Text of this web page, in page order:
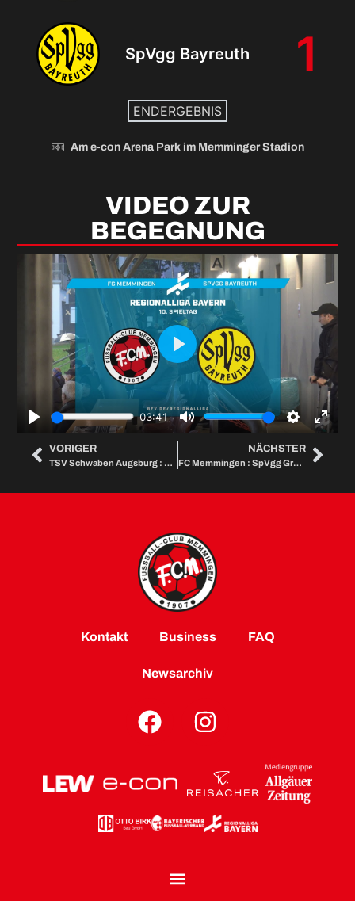
SpVgg Bayreuth 1
ENDERGEBNIS
Am e-con Arena Park im Memminger Stadion
VIDEO ZUR
BEGEGNUNG
03:41
Mute Settings
Play
VORIGER
TSV Schwaben Augsburg : FC Memmingen
NÄCHSTER
FC Memmingen : SpVgg Greuther Fürth II
Kontakt Business FAQ
Newsarchiv